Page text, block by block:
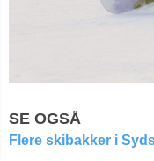
SE OGSÅ
Flere skibakker i